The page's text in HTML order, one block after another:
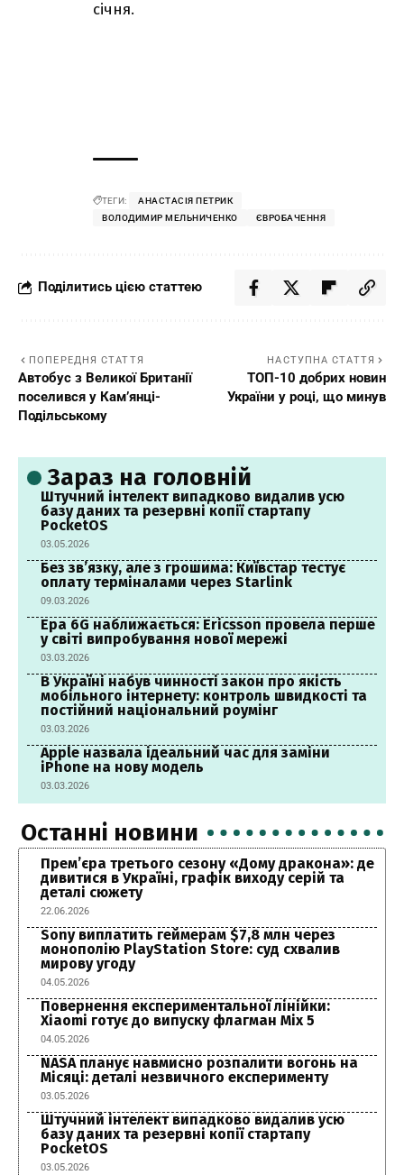
січня.
ТЕГИ:
АНАСТАСІЯ ПЕТРИК
ВОЛОДИМИР МЕЛЬНИЧЕНКО
ЄВРОБАЧЕННЯ
Поділитись цією статтею
ПОПЕРЕДНЯ СТАТТЯ
Автобус з Великої Британії
поселився у Кам’янці-
Подільському
НАСТУПНА СТАТТЯ
ТОП-10 добрих новин
України у році, що минув
Зараз на головній
Штучний інтелект випадково видалив усю
базу даних та резервні копії стартапу
PocketOS
03.05.2026
Без зв’язку, але з грошима: Київстар тестує
оплату терміналами через Starlink
09.03.2026
Ера 6G наближається: Ericsson провела перше
у світі випробування нової мережі
03.03.2026
В Україні набув чинності закон про якість
мобільного інтернету: контроль швидкості та
постійний національний роумінг
03.03.2026
Apple назвала ідеальний час для заміни
iPhone на нову модель
03.03.2026
Останні новини
Прем’єра третього сезону «Дому дракона»: де
дивитися в Україні, графік виходу серій та
деталі сюжету
22.06.2026
Sony виплатить геймерам $7,8 млн через
монополію PlayStation Store: суд схвалив
мирову угоду
04.05.2026
Повернення експериментальної лінійки:
Xiaomi готує до випуску флагман Mix 5
04.05.2026
NASA планує навмисно розпалити вогонь на
Місяці: деталі незвичного експерименту
03.05.2026
Штучний інтелект випадково видалив усю
базу даних та резервні копії стартапу
PocketOS
03.05.2026